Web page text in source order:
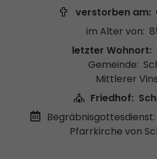
verstorben am:
im Alter von:
letzter Wohnort:
Gemeinde:
Mittlerer
Friedhof:
Begräbnisgottesdienst:
Pfarrkirche von